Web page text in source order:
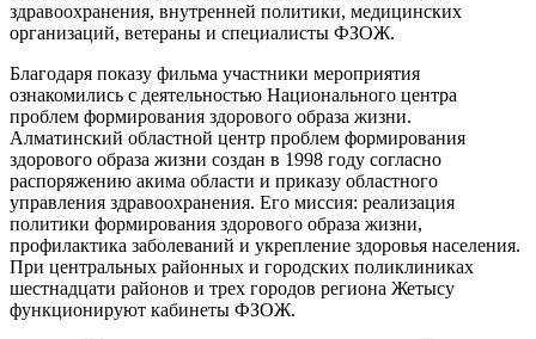
здравоохранения, внутренней политики, медицинских
организаций, ветераны и специалисты ФЗОЖ.
Благодаря показу фильма участники мероприятия
ознакомились с деятельностью Национального центра
проблем формирования здорового образа жизни.
Алматинский областной центр проблем формирования
здорового образа жизни создан в 1998 году согласно
распоряжению акима области и приказу областного
управления здравоохранения. Его миссия: реализация
политики формирования здорового образа жизни,
профилактика заболеваний и укрепление здоровья населения.
При центральных районных и городских поликлиниках
шестнадцати районов и трех городов региона Жетысу
функционируют кабинеты ФЗОЖ.